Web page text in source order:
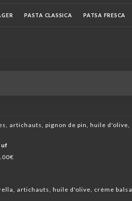
PASTA CLASSICA PATSA FRESCA
ET PROSECCO
artichauts, pignon de pin, huile
artichauts, huile d'olive, crème